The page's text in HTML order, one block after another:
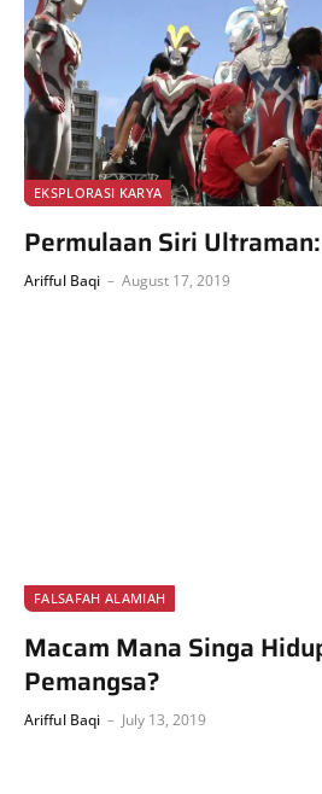
EKSPLORASI KARYA
Permulaan Siri
Arifful Baqi August 17, 2019
FALSAFAH ALAMIAH
Macam Mana Singa
Pemangsa?
Arifful Baqi July 13, 2019